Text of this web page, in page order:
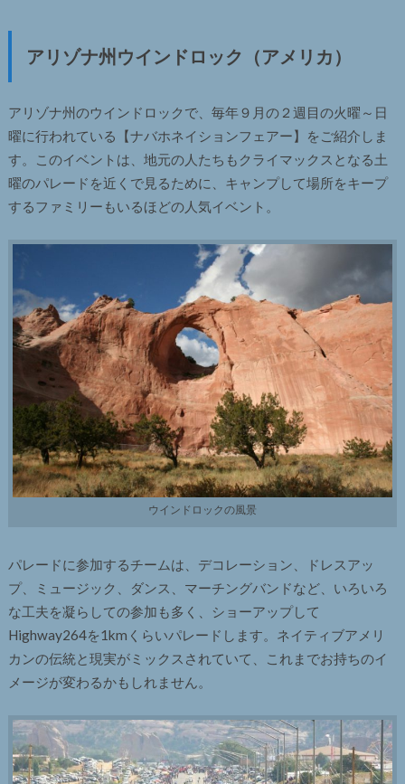
アリゾナ州ウインドロック（アメリカ）
アリゾナ州のウインドロックで、毎年９月の２週目の火曜～日
曜に行われている【ナバホネイションフェアー】をご紹介しま
す。このイベントは、地元の人たちもクライマックスとなる土
曜のパレードを近くで見るために、キャンプして場所をキープ
するファミリーもいるほどの人気イベント。
ウインドロックの風景
パレードに参加するチームは、デコレーション、ドレスアッ
プ、ミュージック、ダンス、マーチングバンドなど、いろいろ
な工夫を凝らしての参加も多く、ショーアップして
Highway264を1kmくらいパレードします。ネイティブアメリ
カンの伝統と現実がミックスされていて、これまでお持ちのイ
メージが変わるかもしれません。